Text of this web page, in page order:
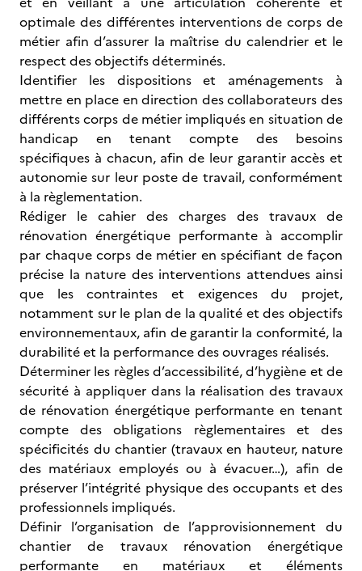
optimale des différentes interventions de corps de
métier afin d’assurer la maîtrise du calendrier et le
respect des objectifs déterminés.
Identifier les dispositions et aménagements à
mettre en place en direction des collaborateurs des
différents corps de métier impliqués en situation de
handicap en tenant compte des besoins
spécifiques à chacun, afin de leur garantir accès et
autonomie sur leur poste de travail, conformément
à la règlementation.
Rédiger le cahier des charges des travaux de
rénovation énergétique performante à accomplir
par chaque corps de métier en spécifiant de façon
précise la nature des interventions attendues ainsi
que les contraintes et exigences du projet,
notamment sur le plan de la qualité et des objectifs
environnementaux, afin de garantir la conformité, la
durabilité et la performance des ouvrages réalisés.
Déterminer les règles d’accessibilité, d’hygiène et de
sécurité à appliquer dans la réalisation des travaux
de rénovation énergétique performante en tenant
compte des obligations règlementaires et des
spécificités du chantier (travaux en hauteur, nature
des matériaux employés ou à évacuer…), afin de
préserver l’intégrité physique des occupants et des
professionnels impliqués.
Définir l’organisation de l’approvisionnement du
chantier de travaux rénovation énergétique
performante en matériaux et éléments